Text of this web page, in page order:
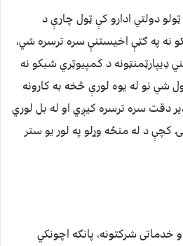
دولتي ادارو کې ټول چارې د
نه په ګټې اخیستنې سره ترسره شي،
ډيپارټمنټونه د کمپیوټري شبکو نه
شي نو له یوه لورې څخه به کارونه
دقت سره ترسره کیږي او له بل لوري
د له منځه وړلو په لور یو ستر
خدماتی شرکتونه، پانګه اچونکي